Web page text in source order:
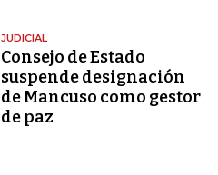
JUDICIAL
Consejo de Estado
suspende designación
de Mancuso como gestor
de paz